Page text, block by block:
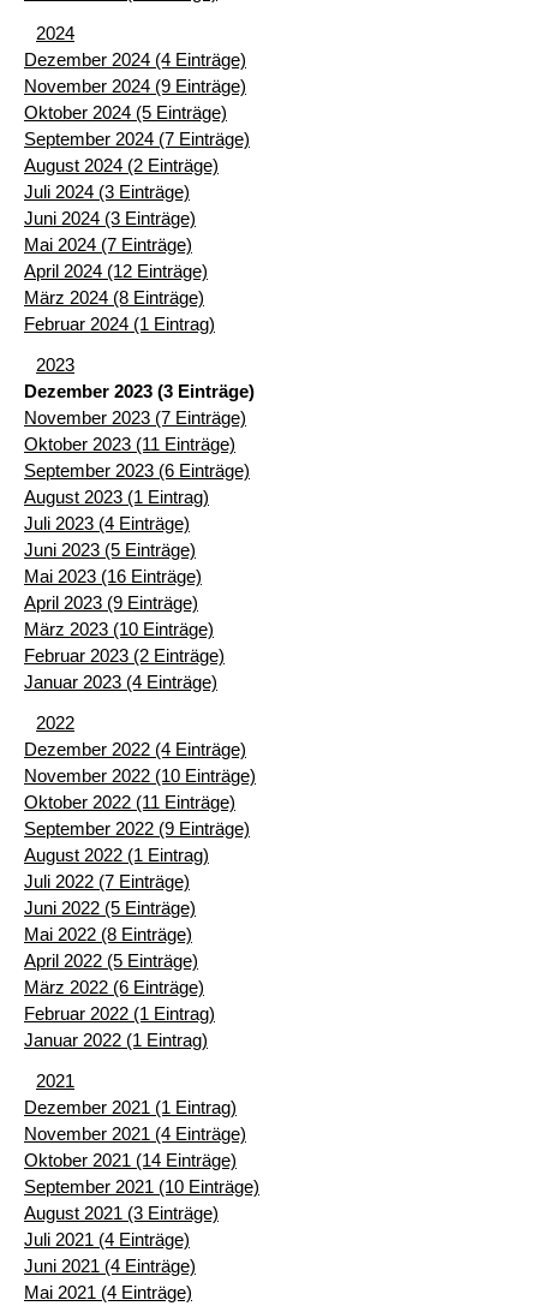
2024
Dezember 2024 (4 Einträge)
November 2024 (9 Einträge)
Oktober 2024 (5 Einträge)
September 2024 (7 Einträge)
August 2024 (2 Einträge)
Juli 2024 (3 Einträge)
Juni 2024 (3 Einträge)
Mai 2024 (7 Einträge)
April 2024 (12 Einträge)
März 2024 (8 Einträge)
Februar 2024 (1 Eintrag)
2023
Dezember 2023 (3 Einträge)
November 2023 (7 Einträge)
Oktober 2023 (11 Einträge)
September 2023 (6 Einträge)
August 2023 (1 Eintrag)
Juli 2023 (4 Einträge)
Juni 2023 (5 Einträge)
Mai 2023 (16 Einträge)
April 2023 (9 Einträge)
März 2023 (10 Einträge)
Februar 2023 (2 Einträge)
Januar 2023 (4 Einträge)
2022
Dezember 2022 (4 Einträge)
November 2022 (10 Einträge)
Oktober 2022 (11 Einträge)
September 2022 (9 Einträge)
August 2022 (1 Eintrag)
Juli 2022 (7 Einträge)
Juni 2022 (5 Einträge)
Mai 2022 (8 Einträge)
April 2022 (5 Einträge)
März 2022 (6 Einträge)
Februar 2022 (1 Eintrag)
Januar 2022 (1 Eintrag)
2021
Dezember 2021 (1 Eintrag)
November 2021 (4 Einträge)
Oktober 2021 (14 Einträge)
September 2021 (10 Einträge)
August 2021 (3 Einträge)
Juli 2021 (4 Einträge)
Juni 2021 (4 Einträge)
Mai 2021 (4 Einträge)